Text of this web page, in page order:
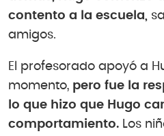
contento a la escuela,
amigos.
El profesorado apoyó a
momento, pero fue la
lo que hizo que Hugo
comportamiento. Los